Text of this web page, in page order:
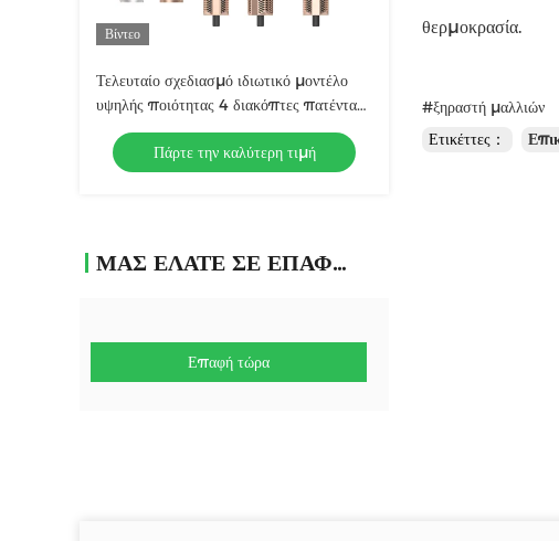
Βίντεο
Τελευταίο σχεδιασμό ιδιωτικό μοντέλο
υψηλής ποιότητας 4 διακόπτες πατέντα
στεγνωτήρα μαλλιών πολλαπλής
λειτουργίας hair styler
Πάρτε την καλύτερη τιμή
ΜΑΣ ΕΛΆΤΕ ΣΕ ΕΠΑΦΉ ΜΕ
Επαφή τώρα
θερμοκρασία.
#ξηραστή μαλλιών
Ετικέττες：